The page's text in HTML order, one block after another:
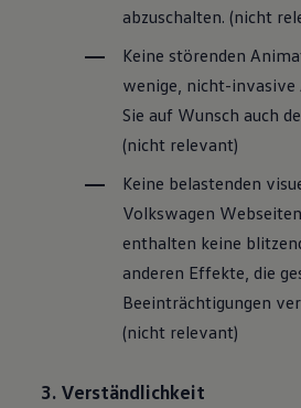
abzuschalten. (nicht
Keine störenden
wenige, nicht-invasive
Sie auf Wunsch auch
(nicht relevant)
Keine belastenden
Volkswagen
enthalten keine
anderen Effekte, die
Beeinträchtigungen
(nicht relevant)
3. Verständlichkeit